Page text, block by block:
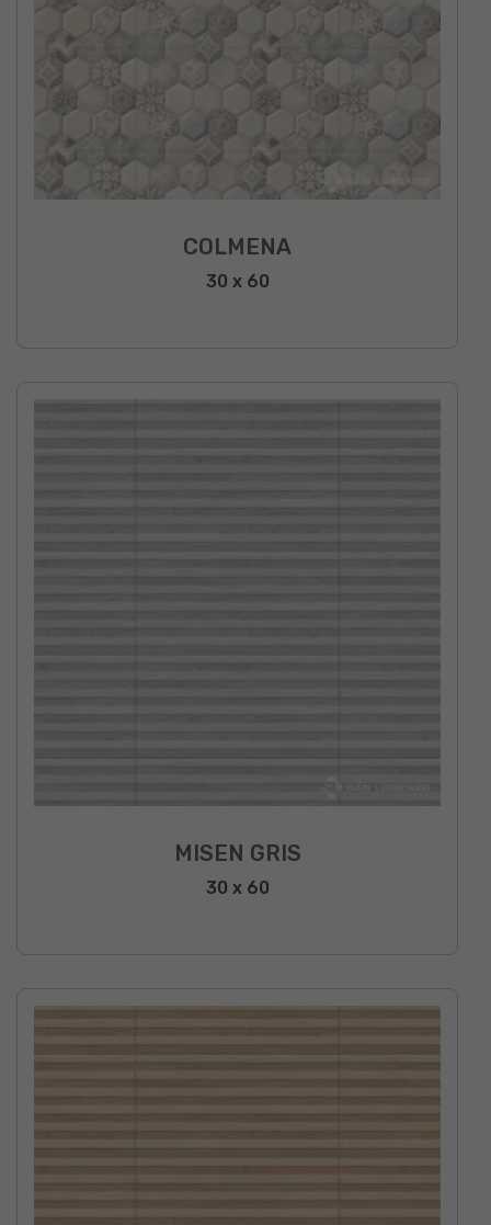
COLMENA
30 x 60
MISEN GRIS
30 x 60